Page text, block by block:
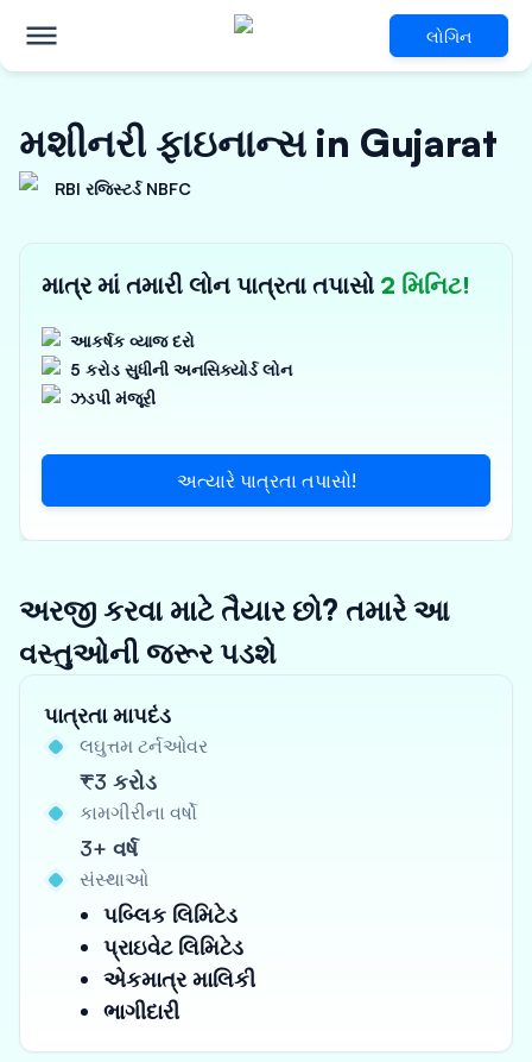
લોગિન
મશીનરી ફાઇનાન્સ in Gujarat
RBI રજિસ્ટર્ડ NBFC
માત્ર માં તમારી લોન પાત્રતા તપાસો 2 મિનિટ!
આકર્ષક વ્યાજ દરો
5 કરોડ સુધીની અનસિક્યોર્ડ લોન
ઝડપી મંજૂરી
અત્યારે પાત્રતા તપાસો!
અરજી કરવા માટે તૈયાર છો? તમારે આ
વસ્તુઓની જરૂર પડશે
પાત્રતા માપદંડ
લઘુત્તમ ટર્નઓવર
₹3 કરોડ
કામગીરીના વર્ષો
3+ વર્ષ
સંસ્થાઓ
પબ્લિક લિમિટેડ
પ્રાઇવેટ લિમિટેડ
એકમાત્ર માલિકી
ભાગીદારી